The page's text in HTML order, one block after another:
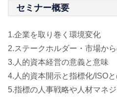
セミナー概要
1.企業を取り巻く環境変化
2.ステークホルダー・市場か
3.人的資本経営の意義と意味
4.人的資本開示と指標化/ISO
5.指標の人事戦略や人材マネ